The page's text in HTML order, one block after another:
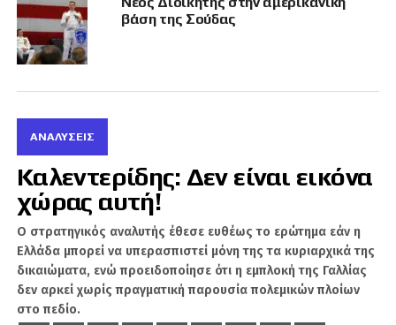
ΙΡΆΝ
ΙΣΡΑΉΛ
ΚΎΠΡΟΣ
ΡΑΦΑΉΛ ΚΑΛΥΒΙΏΤΗΣ
Είναι ο άγνωστος Χ, αλλά φυσικό πρόσωπο που
βοηθάει στην παραγωγή ειδήσεων στο Geopolitico.gr,
αλλά και τη δημιουργία βίντεο στο κανάλι του Σάββα
Καλεντερίδη. Πολλοί τον χαρακτηρίζουν ως ανθρώπινο
αλγόριθμο λόγω του όγκου των δεδομένων και
πληροφοριών που αφομοιώνει καθημερινώς. Είναι
καταδρομέας με ειδικότητα Χειριστή Ασυρμάτων
βάση της Σούδας
ΑΝΑΛΎΣΕΙΣ
Καλεντερίδης: Δεν είναι εικόνα
χώρας αυτή!
Ο στρατηγικός αναλυτής έθεσε ευθέως το ερώτημα εάν η
Ελλάδα μπορεί να υπερασπιστεί μόνη της τα κυριαρχικά της
δικαιώματα, ενώ προειδοποίησε ότι η εμπλοκή της Γαλλίας
δεν αρκεί χωρίς πραγματική παρουσία πολεμικών πλοίων
στο πεδίο.